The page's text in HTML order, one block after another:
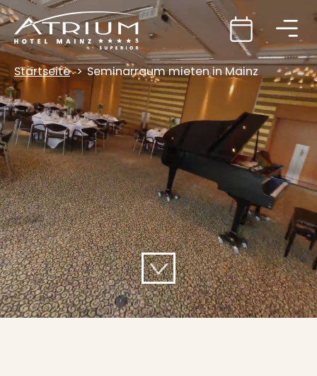
Startseite Seminarraum mieten in Mainz